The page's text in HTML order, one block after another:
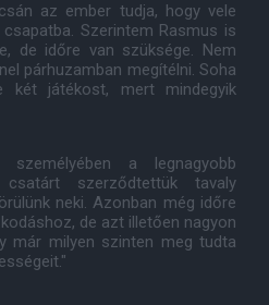
az ember tudja, hogy vele
Szerintem Rasmus is
de időre van szüksége. Nem
párhuzamban megítélni. Soha
két játékost, mert mindegyik
a legnagyobb
csatárt szerződtettük tavaly
neki. Azonban még időre
de azt illetően nagyon
már milyen szinten meg tudta